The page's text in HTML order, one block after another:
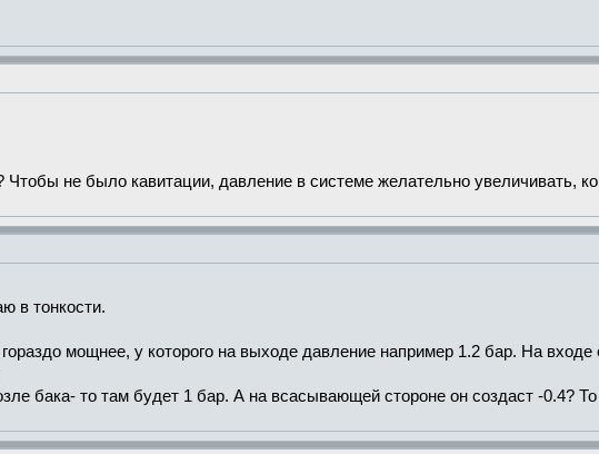
не было кавитации, давление в системе желательно увеличивать,
в тонкости.
мощнее, у которого на выходе давление например 1.2 бар. На
бака- то там будет 1 бар. А на всасывающей стороне он создаст -0.4?